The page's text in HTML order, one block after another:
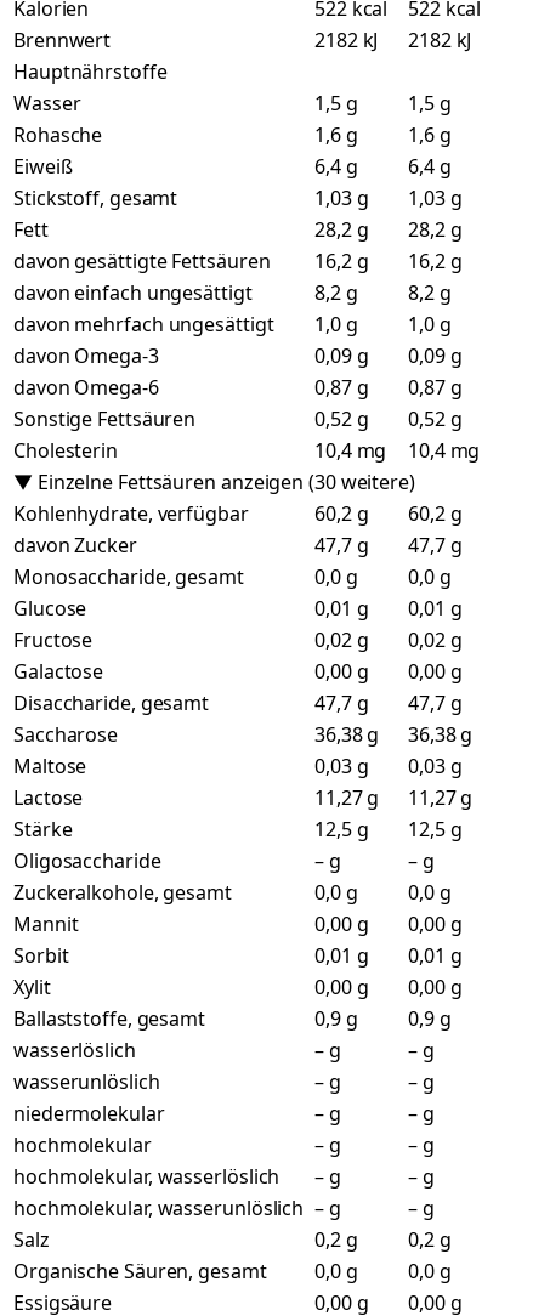
Kalorien 522 kcal
522 kcal
Brennwert
2182 kJ
2182 kJ
Hauptnährstoffe
Wasser
1,5 g
1,5 g
Rohasche
1,6 g
1,6 g
Eiweiß
6,4 g
6,4 g
Stickstoff, gesamt
1,03 g
1,03 g
Fett
28,2 g
28,2 g
davon gesättigte Fettsäuren
16,2 g
16,2 g
davon einfach ungesättigt
8,2 g
8,2 g
davon mehrfach ungesättigt
1,0 g
1,0 g
davon Omega-3
0,09 g
0,09 g
davon Omega-6
0,87 g
0,87 g
Sonstige Fettsäuren
0,52 g
0,52 g
Cholesterin
10,4 mg
10,4 mg
▼ Einzelne Fettsäuren anzeigen (30 weitere)
Kohlenhydrate, verfügbar
60,2 g
60,2 g
davon Zucker
47,7 g
47,7 g
Monosaccharide, gesamt
0,0 g
0,0 g
Glucose
0,01 g
0,01 g
Fructose
0,02 g
0,02 g
Galactose
0,00 g
0,00 g
Disaccharide, gesamt
47,7 g
47,7 g
Saccharose
36,38 g
36,38 g
Maltose
0,03 g
0,03 g
Lactose
11,27 g
11,27 g
Stärke
12,5 g
12,5 g
Oligosaccharide
– g
– g
Zuckeralkohole, gesamt
0,0 g
0,0 g
Mannit
0,00 g
0,00 g
Sorbit
0,01 g
0,01 g
Xylit
0,00 g
0,00 g
Ballaststoffe, gesamt
0,9 g
0,9 g
wasserlöslich
– g
– g
wasserunlöslich
– g
– g
niedermolekular
– g
– g
hochmolekular
– g
– g
hochmolekular, wasserlöslich
– g
– g
hochmolekular, wasserunlöslich – g
– g
Salz
0,2 g
0,2 g
Organische Säuren, gesamt
0,0 g
0,0 g
Essigsäure
0,00 g
0,00 g